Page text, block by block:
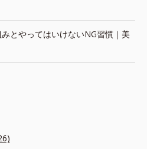
とやってはいけないNG習慣｜美